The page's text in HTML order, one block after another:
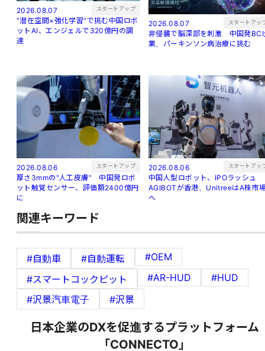
2026.08.07 スタートアップ
"潜在空間×強化学習"で挑む中国ロボ
ットAI、エンジェルで320億円の調
達
2026.08.07 スタートアッ
非侵襲で脳深部を刺激 中国発BCI
業、パーキンソン病治療に挑む
2026.08.06 スタートアップ
厚さ3mmの"人工皮膚" 中国発ロボ
ット触覚センサー、評価額2400億円
に
2026.08.06 スタートアッ
中国人型ロボット、IPOラッシュ
AGIBOTが香港、UnitreeはA株市
へ
関連キーワード
#自動車 #自動運転
#OEM
#スマートコックピット
#AR-HUD
#HUD
#沢景汽車電子
#沢景
日本企業のDXを促進するプラットフォーム
「CONNECTO」